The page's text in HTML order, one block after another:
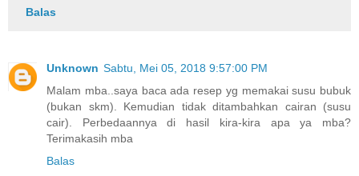
Balas
Unknown Sabtu, Mei 05, 2018 9:57:00 PM
Malam mba..saya baca ada resep yg memakai susu bubuk
(bukan skm). Kemudian tidak ditambahkan cairan (susu
cair). Perbedaannya di hasil kira-kira apa ya mba?
Terimakasih mba
Balas